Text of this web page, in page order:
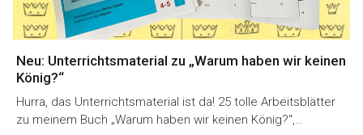
Neu: Unterrichtsmaterial zu „Warum haben wir keinen
König?“
Hurra, das Unterrichtsmaterial ist da! 25 tolle Arbeitsblätter
zu meinem Buch „Warum haben wir keinen König?“,…